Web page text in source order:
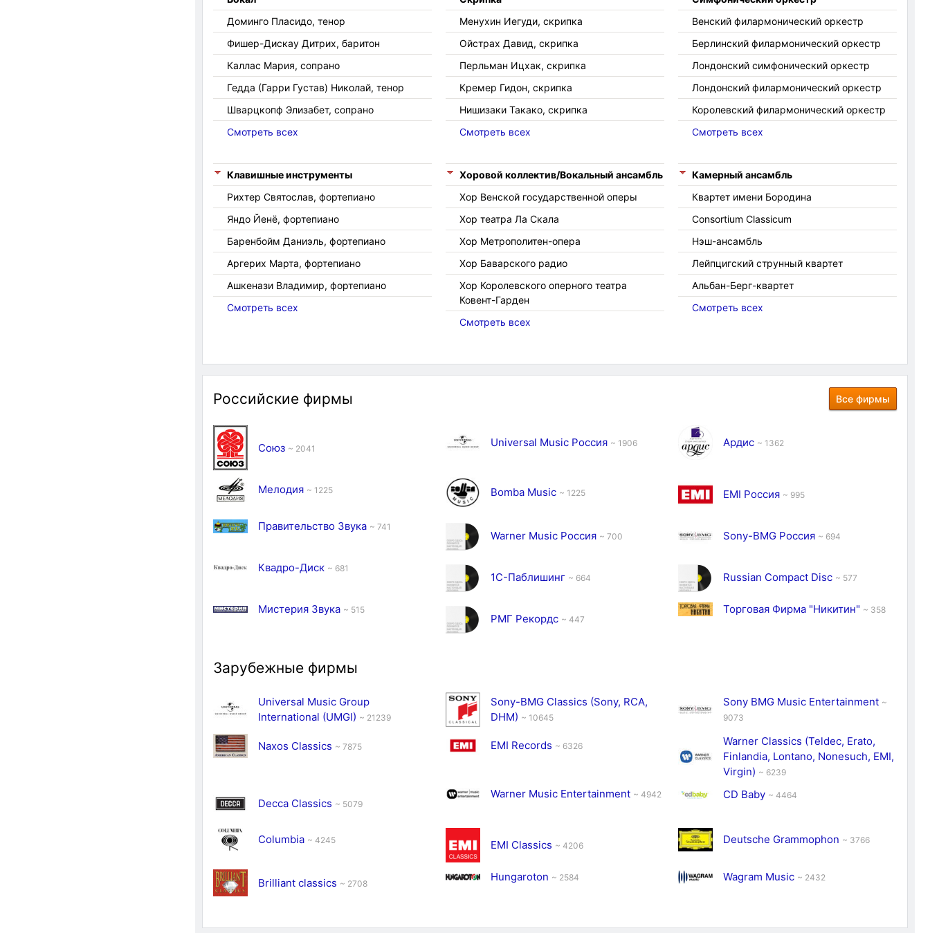
Доминго Пласидо, тенор
Фишер-Дискау Дитрих, баритон
Каллас Мария, сопрано
Гедда (Гарри Густав) Николай, тенор
Шварцкопф Элизабет, сопрано
Смотреть всех
Менухин Иегуди, скрипка
Ойстрах Давид, скрипка
Перльман Ицхак, скрипка
Кремер Гидон, скрипка
Нишизаки Такако, скрипка
Смотреть всех
Венский филармонический оркестр
Берлинский филармонический оркестр
Лондонский симфонический оркестр
Лондонский филармонический оркестр
Королевский филармонический оркестр
Смотреть всех
Клавишные инструменты
Рихтер Святослав, фортепиано
Яндо Йенё, фортепиано
Баренбойм Даниэль, фортепиано
Аргерих Марта, фортепиано
Ашкенази Владимир, фортепиано
Смотреть всех
Хоровой коллектив/Вокальный ансамбль
Хор Венской государственной оперы
Хор театра Ла Скала
Хор Метрополитен-опера
Хор Баварского радио
Хор Королевского оперного театра
Ковент-Гарден
Смотреть всех
Камерный ансамбль
Квартет имени Бородина
Consortium Classicum
Нэш-ансамбль
Лейпцигский струнный квартет
Альбан-Берг-квартет
Смотреть всех
Российские фирмы Все фирмы
Союз ~ 2041 Universal Music Россия ~ 1906 Ардис ~ 1362
Мелодия ~ 1225 Bomba Music ~ 1225 EMI Россия ~ 995
Правительство Звука ~ 741
Warner Music Россия ~ 700 Sony-BMG Россия ~ 694
Квадро-Диск ~ 681
1С-Паблишинг ~ 664 Russian Compact Disc ~ 577
Мистерия Звука ~ 515
РМГ Рекордс ~ 447
Торговая Фирма "Никитин" ~ 358
Зарубежные фирмы
Universal Music Group
International (UMGI) ~ 21239
Sony-BMG Classics (Sony, RCA,
DHM) ~ 10645
Sony BMG Music Entertainment ~
9073
Naxos Classics ~ 7875 EMI Records ~ 6326
Warner Classics (Teldec, Erato,
Finlandia, Lontano, Nonesuch, EMI,
Virgin) ~ 6239
Decca Classics ~ 5079
Warner Music Entertainment ~ 4942 CD Baby ~ 4464
Columbia ~ 4245 EMI Classics ~ 4206 Deutsche Grammophon ~ 3766
Brilliant classics ~ 2708
Hungaroton ~ 2584 Wagram Music ~ 2432